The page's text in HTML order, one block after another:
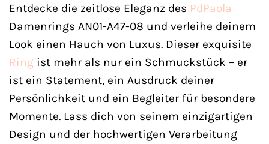
Entdecke die zeitlose Eleganz des PdPaola
Damenrings AN01-A47-08 und verleihe deinem
Look einen Hauch von Luxus. Dieser exquisite
Ring ist mehr als nur ein Schmuckstück – er
ist ein Statement, ein Ausdruck deiner
Persönlichkeit und ein Begleiter für besondere
Momente. Lass dich von seinem einzigartigen
Design und der hochwertigen Verarbeitung